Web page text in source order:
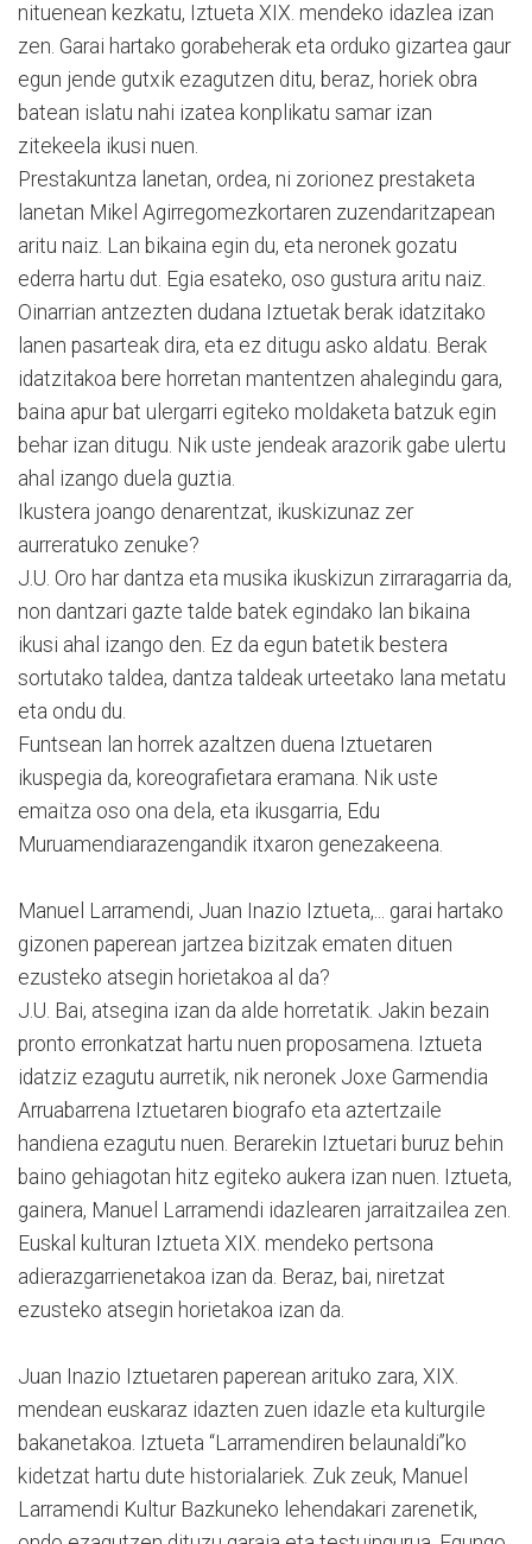
nituenean kezkatu, Iztueta XIX. mendeko idazlea izan
zen. Garai hartako gorabeherak eta orduko gizartea gaur
egun jende gutxik ezagutzen ditu, beraz, horiek obra
batean islatu nahi izatea konplikatu samar izan
zitekeela ikusi nuen.
Prestakuntza lanetan, ordea, ni zorionez prestaketa
lanetan Mikel Agirregomezkortaren zuzendaritzapean
aritu naiz. Lan bikaina egin du, eta neronek gozatu
ederra hartu dut. Egia esateko, oso gustura aritu naiz.
Oinarrian antzezten dudana Iztuetak berak idatzitako
lanen pasarteak dira, eta ez ditugu asko aldatu. Berak
idatzitakoa bere horretan mantentzen ahalegindu gara,
baina apur bat ulergarri egiteko moldaketa batzuk egin
behar izan ditugu. Nik uste jendeak arazorik gabe ulertu
ahal izango duela guztia.
Ikustera joango denarentzat, ikuskizunaz zer
aurreratuko zenuke?
J.U. Oro har dantza eta musika ikuskizun zirraragarria da,
non dantzari gazte talde batek egindako lan bikaina
ikusi ahal izango den. Ez da egun batetik bestera
sortutako taldea, dantza taldeak urteetako lana metatu
eta ondu du.
Funtsean lan horrek azaltzen duena Iztuetaren
ikuspegia da, koreografietara eramana. Nik uste
emaitza oso ona dela, eta ikusgarria, Edu
Muruamendiarazengandik itxaron genezakeena.
Manuel Larramendi, Juan Inazio Iztueta,... garai hartako
gizonen paperean jartzea bizitzak ematen dituen
ezusteko atsegin horietakoa al da?
J.U. Bai, atsegina izan da alde horretatik. Jakin bezain
pronto erronkatzat hartu nuen proposamena. Iztueta
idatziz ezagutu aurretik, nik neronek Joxe Garmendia
Arruabarrena Iztuetaren biografo eta aztertzaile
handiena ezagutu nuen. Berarekin Iztuetari buruz behin
baino gehiagotan hitz egiteko aukera izan nuen. Iztueta,
gainera, Manuel Larramendi idazlearen jarraitzailea zen.
Euskal kulturan Iztueta XIX. mendeko pertsona
adierazgarrienetakoa izan da. Beraz, bai, niretzat
ezusteko atsegin horietakoa izan da.
Juan Inazio Iztuetaren paperean arituko zara, XIX.
mendean euskaraz idazten zuen idazle eta kulturgile
bakanetakoa. Iztueta “Larramendiren belaunaldi”ko
kidetzat hartu dute historialariek. Zuk zeuk, Manuel
Larramendi Kultur Bazkuneko lehendakari zarenetik,